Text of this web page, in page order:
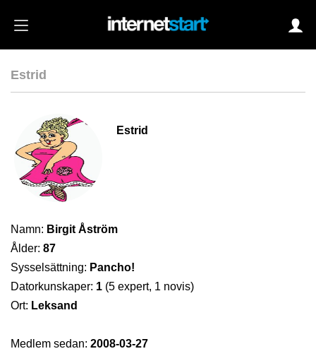
Estrid
Estrid
Namn: Birgit Åström
Ålder: 87
Sysselsättning: Pancho!
Datorkunskaper: 1 (5 expert, 1 novis)
Ort: Leksand
Medlem sedan: 2008-03-27